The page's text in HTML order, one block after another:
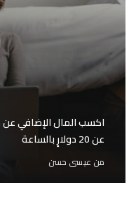
عن 20 دولارٍ بالساعة
من عيسى حسن